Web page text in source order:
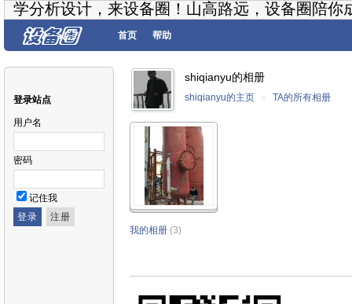
学分析设计，来设备圈！山高路远，设备圈陪你
首页 帮助
登录站点
用户名
密码
记住我
shiqianyu的相册
shiqianyu的主页 » TA的所有相册
我的相册 (3)